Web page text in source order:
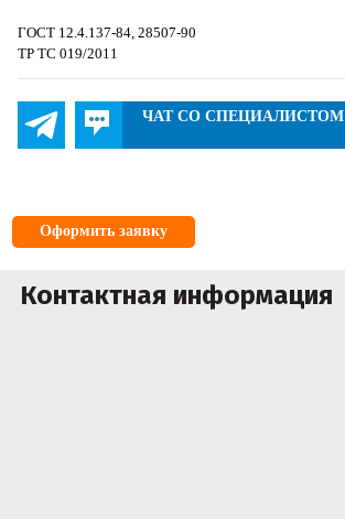
ГОСТ 12.4.137-84, 28507-90
ТР ТС 019/2011
ЧАТ СО СПЕЦИАЛИСТОМ
Оформить заявку
Контактная информация